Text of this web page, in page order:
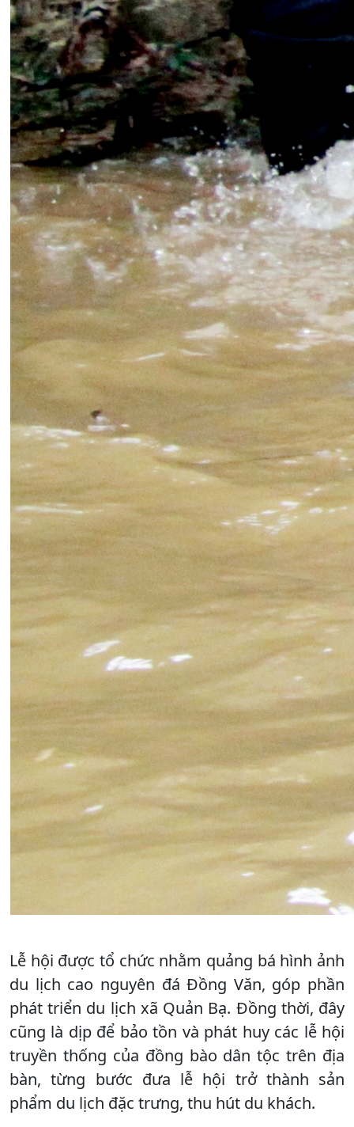
Lễ hội được tổ chức nhằm quảng bá hình ảnh
du lịch cao nguyên đá Đồng Văn, góp phần
phát triển du lịch xã Quản Bạ. Đồng thời, đây
cũng là dịp để bảo tồn và phát huy các lễ hội
truyền thống của đồng bào dân tộc trên địa
bàn, từng bước đưa lễ hội trở thành sản
phẩm du lịch đặc trưng, thu hút du khách.